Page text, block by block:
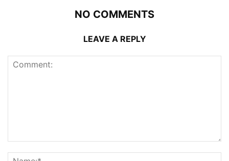
NO COMMENTS
LEAVE A REPLY